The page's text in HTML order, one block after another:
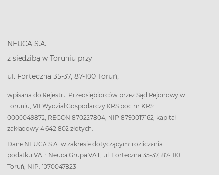
NEUCA S.A.
z siedzibą w Toruniu przy
ul. Forteczna 35-37, 87-100 Toruń,
wpisana do Rejestru Przedsiębiorców przez Sąd Rejonowy w
Toruniu, VII Wydział Gospodarczy KRS pod nr KRS:
0000049872, REGON 870227804, NIP 8790017162, kapitał
zakładowy 4 642 802 złotych.
Dane NEUCA S.A. w zakresie dotyczącym: rozliczania
podatku VAT: Neuca Grupa VAT, ul. Forteczna 35-37, 87-100
Toruń, NIP: 1070047823